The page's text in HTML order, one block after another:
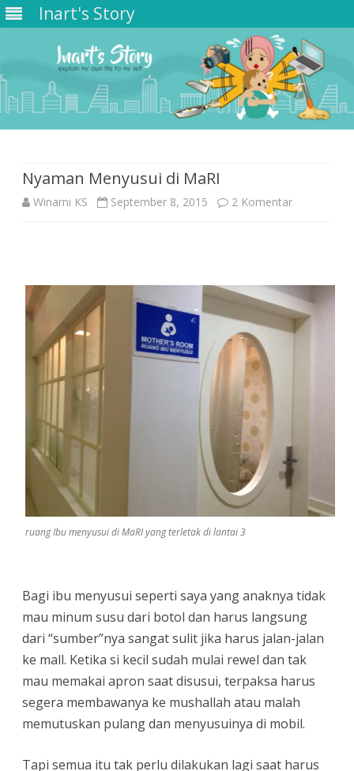
Inart's Story
Nyaman Menyusui di MaRI
Winarni KS September 8, 2015 2 Komentarpada
di
MaRI
ruang Ibu menyusui di MaRI yang terletak di lantai 3
Bagi ibu menyusui seperti saya yang anaknya tidak
mau minum susu dari botol dan harus langsung
dari “sumber”nya sangat sulit jika harus jalan-jalan
ke mall. Ketika si kecil sudah mulai rewel dan tak
mau memakai apron saat disusui, terpaksa harus
segera membawanya ke mushallah atau malah
memutuskan pulang dan menyusuinya di mobil.
Tapi semua itu tak perlu dilakukan lagi saat harus